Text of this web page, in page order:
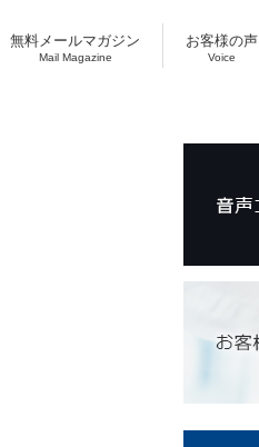
無料メールマガジン
Mail Magazine
お客様の声
Voice